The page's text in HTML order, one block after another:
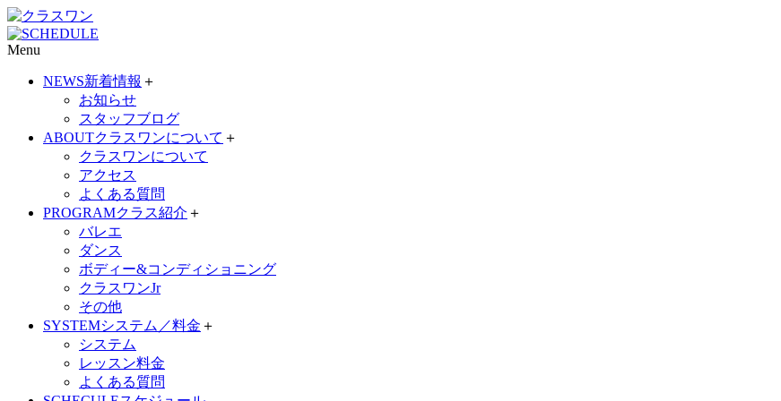
Menu
NEWS新着情報 ＋
お知らせ
スタッフブログ
ABOUTクラスワンについて ＋
クラスワンについて
アクセス
よくある質問
PROGRAMクラス紹介 ＋
バレエ
ダンス
ボディー&コンディショニング
クラスワンJr
その他
SYSTEMシステム／料金 ＋
システム
レッスン料金
よくある質問